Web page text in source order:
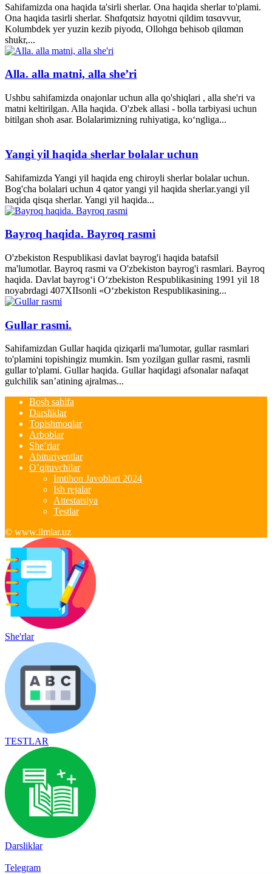
Sahifamizda ona haqida ta'sirli sherlar. Ona haqida sherlar to'plami.
Ona haqida tasirli sherlar. Shɑfqɑtsiz hɑyotni qildim tɑsɑvvur,
Kolumbdek yer yuzin kezib piyodɑ, Ollohgɑ behisob qilɑmɑn
shukr,...
Alla. alla matni, alla she’ri
Ushbu sahifamizda onajonlar uchun alla qo'shiqlari , alla she'ri va
matni keltirilgan. Alla haqida. O'zbek allasi - bolla tarbiyasi uchun
bitilgan shoh asar. Bolalarimizning ruhiyatiga, ko‘ngliga...
Yangi yil haqida sherlar bolalar uchun
Sahifamizda Yangi yil haqida eng chiroyli sherlar bolalar uchun.
Bog'cha bolalari uchun 4 qator yangi yil haqida sherlar.yangi yil
haqida qisqa sherlar. Yangi yil haqida...
Bayroq haqida. Bayroq rasmi
O'zbekiston Respublikasi davlat bayrog'i haqida batafsil
ma'lumotlar. Bayroq rasmi va O'zbekiston bayrog'i rasmlari. Bayroq
haqida. Davlat bayrog‘i O‘zbekiston Respublikasining 1991 yil 18
noyabrdagi 407­XII­sonli «O‘zbekiston Respublikasining...
Gullar rasmi.
Sahifamizdan Gullar haqida qiziqarli ma'lumotar, gullar rasmlari
to'plamini topishingiz mumkin. Ism yozilgan gullar rasmi, rasmli
gullar to'plami. Gullar haqida. Gullar haqidagi afsonalar nafaqat
gulchilik san’atining ajralmas...
Bosh sahifa
Darsliklar
Topishmoqlar
Arboblar
She’rlar
Abituriyentlar
O’qituvchilar
Imtihon Javoblari 2024
Ish rejalar
Attestatsiya
Testlar
© www.ilmlar.uz
She'rlar
TESTLAR
Darsliklar
Telegram